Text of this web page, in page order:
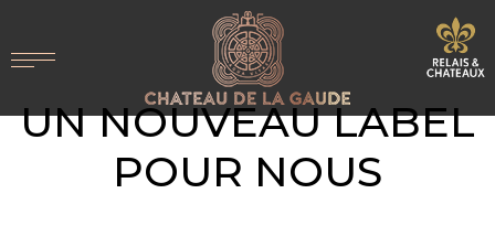
UN NOUVEAU LABEL
POUR NOUS